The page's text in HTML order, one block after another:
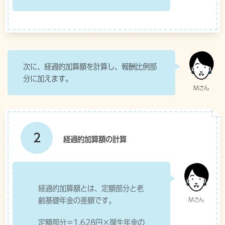
次に、経過的加算額を計算し、報酬比例部
分に加えます。
2 経過的加算額の計算
経過的加算額とは、定額部分と老
齢基礎年金の差額です。
定額部分＝1,628円×厚生年金の